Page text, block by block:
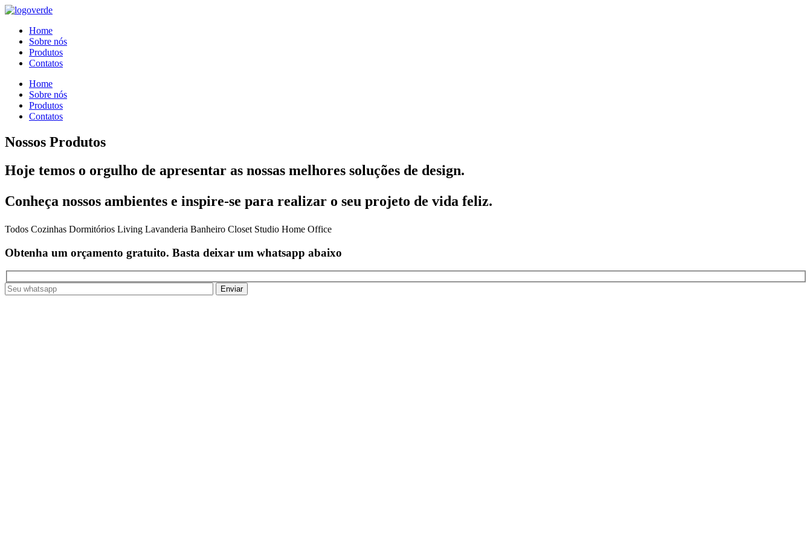
Home
Sobre nós
Produtos
Contatos
Home
Sobre nós
Produtos
Contatos
Nossos Produtos
Hoje temos o orgulho de apresentar as nossas melhores soluções de design.
Conheça nossos ambientes e inspire-se para realizar o seu projeto de vida feliz.
Todos Cozinhas Dormitórios Living Lavanderia Banheiro Closet Studio Home Office
Obtenha um orçamento gratuito. Basta deixar um whatsapp abaixo
Enviar